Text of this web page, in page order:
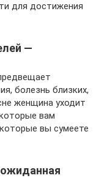
для достижения
—
болезнь близких,
женщина уходит
вам
вы сумеете